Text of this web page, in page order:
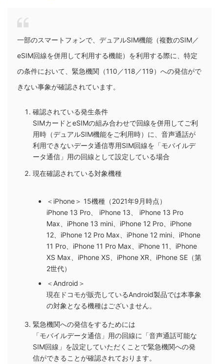
一部のスマートフォンで、デュアルSIM機能（複数のSIM／
eSIM回線を併用して利用する機能）を利用する際に、特定
の条件において、緊急機関（110／118／119）への発信がで
きない事象が確認されています。
確認されている発生条件
SIMカードとeSIMの組み合わせで回線を併用してご利
用時（デュアルSIM機能をご利用時）に、音声通話が
利用できないデータ通信専用SIM回線を「モバイルデ
ータ通信」用の回線として設定している場合
現在確認されている対象機種
＜iPhone＞ 15機種（2021年9月時点）
iPhone 13 Pro、 iPhone 13、 iPhone 13 Pro
Max、iPhone 13 mini、iPhone 12 Pro、iPhone
12、iPhone 12 Pro Max、iPhone 12 mini、iPhone
11 Pro、iPhone 11 Pro Max、iPhone 11、iPhone
XS Max、iPhone XS、iPhone XR、iPhone SE（第
2世代）
＜Android＞
現在ドコモが販売しているAndroid製品では本事象
の対象となる機種はございません。
緊急機関への発信をするためには
「モバイルデータ通信」用の回線に「音声通話可能な
SIM回線」を設定していただくことで緊急機関への発
信ができることが確認されております。